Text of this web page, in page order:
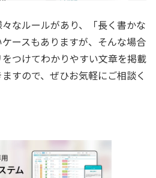
なルールがあり、「長く書かな
ースもありますが、そんな場合
つけてわかりやすい文章を掲載
すので、ぜひお気軽にご相談く